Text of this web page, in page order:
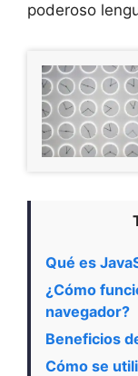
poderoso
Qué es
¿Cómo
navegador?
Beneficios
Cómo se